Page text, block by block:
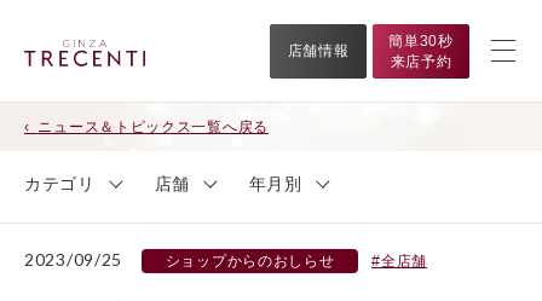
店舗情報
簡単30秒
来店予約
ニュース＆トピックス一覧へ戻る
カテゴリ 店舗 年月別
2023/09/25 ショップからのおしらせ 全店舗